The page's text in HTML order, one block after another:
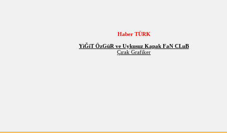
Haber TÜRK
YiĞiT ÖzGüR ve Uykusuz Kapak FaN CLuB
Çırak Grafiker